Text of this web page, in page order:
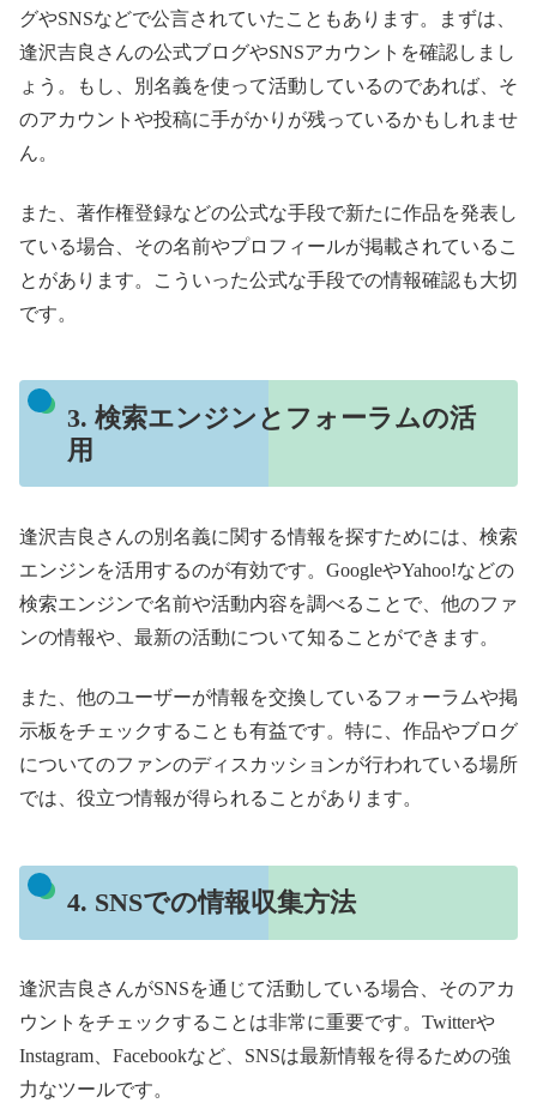
グやSNSなどで公言されていたこともあります。まずは、
逢沢吉良さんの公式ブログやSNSアカウントを確認しまし
ょう。もし、別名義を使って活動しているのであれば、そ
のアカウントや投稿に手がかりが残っているかもしれませ
ん。
また、著作権登録などの公式な手段で新たに作品を発表し
ている場合、その名前やプロフィールが掲載されているこ
とがあります。こういった公式な手段での情報確認も大切
です。
3. 検索エンジンとフォーラムの活
用
逢沢吉良さんの別名義に関する情報を探すためには、検索
エンジンを活用するのが有効です。GoogleやYahoo!などの
検索エンジンで名前や活動内容を調べることで、他のファ
ンの情報や、最新の活動について知ることができます。
また、他のユーザーが情報を交換しているフォーラムや掲
示板をチェックすることも有益です。特に、作品やブログ
についてのファンのディスカッションが行われている場所
では、役立つ情報が得られることがあります。
4. SNSでの情報収集方法
逢沢吉良さんがSNSを通じて活動している場合、そのアカ
ウントをチェックすることは非常に重要です。Twitterや
Instagram、Facebookなど、SNSは最新情報を得るための強
力なツールです。